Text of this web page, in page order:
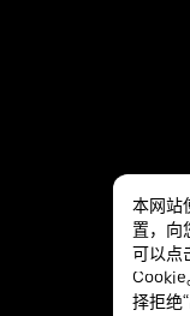
本网站
置，向
可以点
Cookie
择拒绝